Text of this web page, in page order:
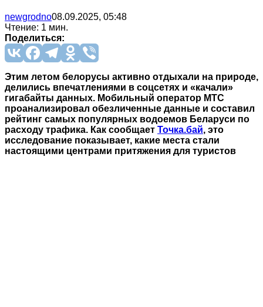
newgrodno08.09.2025, 05:48
Чтение: 1 мин.
Поделиться:
Этим летом белорусы активно отдыхали на природе,
делились впечатлениями в соцсетях и «качали»
гигабайты данных. Мобильный оператор МТС
проанализировал обезличенные данные и составил
рейтинг самых популярных водоемов Беларуси по
расходу трафика. Как сообщает Точка.бай, это
исследование показывает, какие места стали
настоящими центрами притяжения для туристов